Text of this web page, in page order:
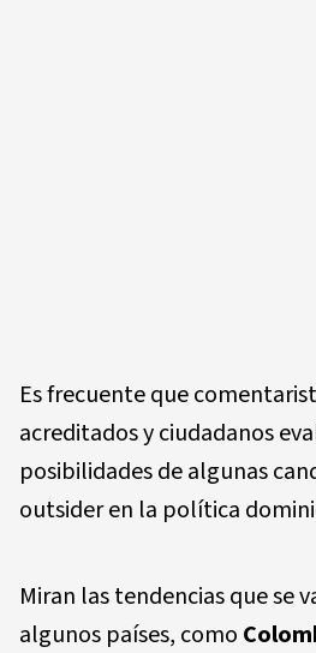
Es frecuente que
acreditados y ciudadanos
posibilidades de algunas
outsider en la política
Miran las tendencias que se
algunos países, como